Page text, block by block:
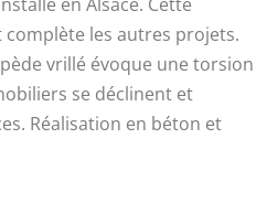
les autres projets.
vrillé évoque une torsion
se déclinent et
Réalisation en béton et